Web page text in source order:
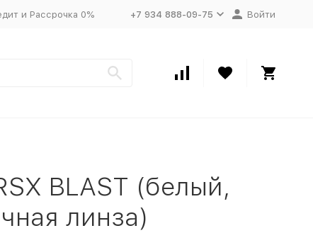
и Рассрочка 0% +7 934 888-09-75 Войти
BLAST (белый,
линза)